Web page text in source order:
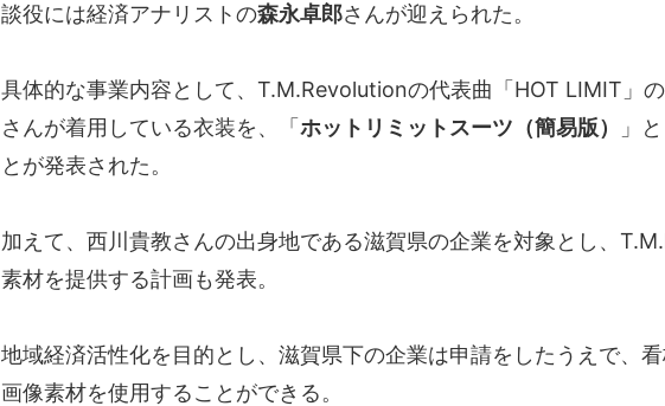
談役には経済アナリストの森永卓郎さんが迎えられた。
具体的な事業内容として、T.M.Revolutionの代表曲「HOT LIMIT」
さんが着用している衣装を、「 ホットリミットスーツ（簡易版）
」
とが発表された。
加えて、西川貴教さんの出身地である滋賀県の企業を対象とし、
素材を提供する計画も発表。
地域経済活性化を目的とし、滋賀県下の企業は申請をしたうえで、
画像素材を使用することができる。